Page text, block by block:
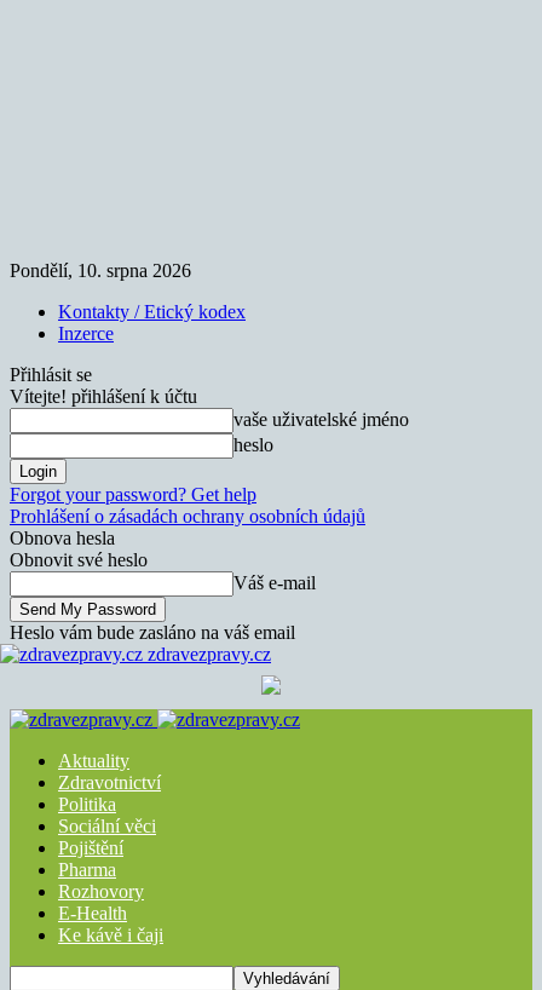
Pondělí, 10. srpna 2026
Kontakty / Etický kodex
Inzerce
Přihlásit se
Vítejte! přihlášení k účtu
vaše uživatelské jméno
heslo
Forgot your password? Get help
Prohlášení o zásadách ochrany osobních údajů
Obnova hesla
Obnovit své heslo
Váš e-mail
Heslo vám bude zasláno na váš email
zdravezpravy.cz
Aktuality
Zdravotnictví
Politika
Sociální věci
Pojištění
Pharma
Rozhovory
E-Health
Ke kávě i čaji